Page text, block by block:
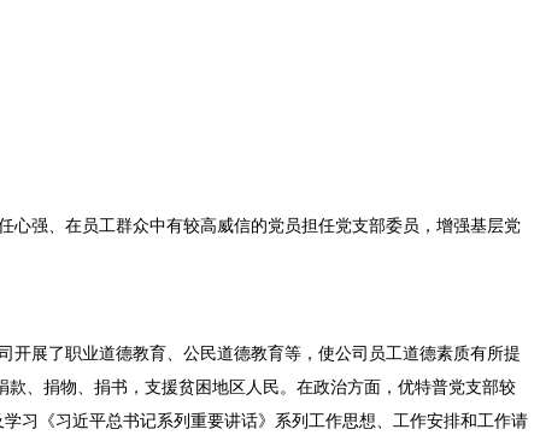
强、在员工群众中有较高威信的党员担任党支部委员，增强基层党
展了职业道德教育、公民道德教育等，使公司员工道德素质有所提
、捐物、捐书，支援贫困地区人民。在政治方面，优特普党支部较
习《习近平总书记系列重要讲话》系列工作思想、工作安排和工作请